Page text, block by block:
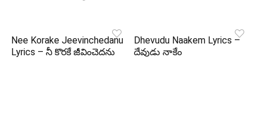
Nee Korake Jeevinchedanu
Lyrics – నీ కొరకే జీవించెదను
Dhevudu Naakem Lyrics –
దేవుడు నాకేం